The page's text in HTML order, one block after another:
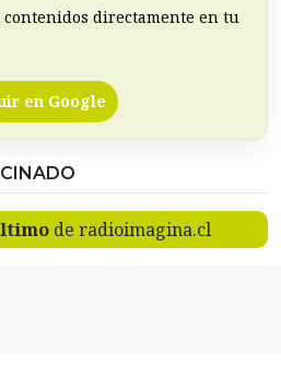
contenidos directamente en tu
en Google
de radioimagina.cl